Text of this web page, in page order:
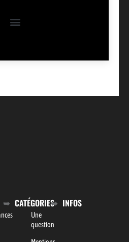
CATÉGORIES INFOS
Une
question